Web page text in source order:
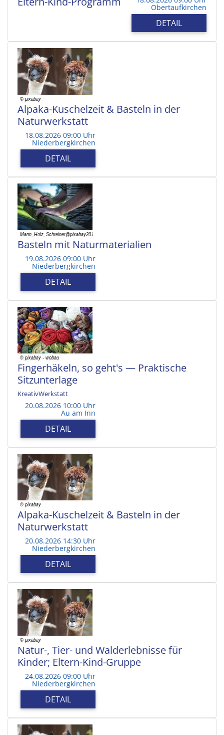
Obertaufkirchen
DETAIL
Alpaka-Kuschelzeit & Basteln in der
Naturwerkstatt
18.08.2026 09:00 Uhr
Niederbergkirchen
DETAIL
Basteln mit Naturmaterialien
19.08.2026 09:00 Uhr
Niederbergkirchen
DETAIL
Fingerhäkeln, so geht's — Praktische
Sitzunterlage
KreativWerkstatt
20.08.2026 10:00 Uhr
Au am Inn
DETAIL
Alpaka-Kuschelzeit & Basteln in der
Naturwerkstatt
20.08.2026 14:30 Uhr
Niederbergkirchen
DETAIL
Natur-, Tier- und Walderlebnisse für
Kinder; Eltern-Kind-Gruppe
24.08.2026 09:00 Uhr
Niederbergkirchen
DETAIL